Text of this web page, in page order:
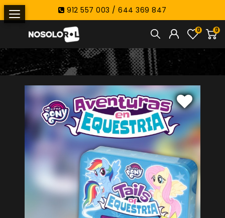
912 557 003 / 644 369 847
0
0